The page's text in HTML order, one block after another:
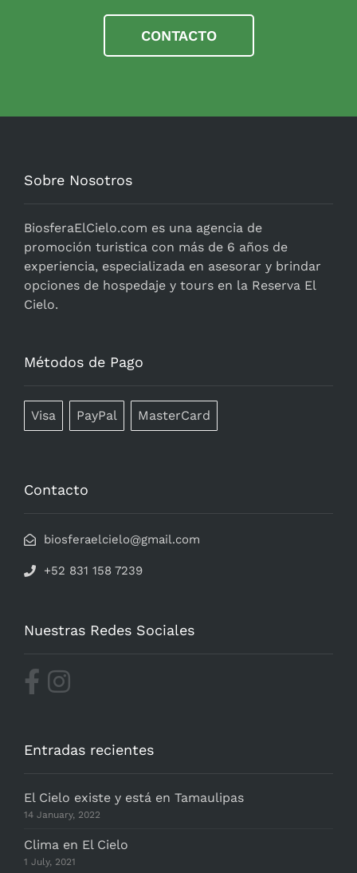
CONTACTO
Sobre Nosotros
BiosferaElCielo.com es una agencia de
promoción turistica con más de 6 años de
experiencia, especializada en asesorar y brindar
opciones de hospedaje y tours en la Reserva El
Cielo.
Métodos de Pago
Visa PayPal MasterCard
Contacto
biosferaelcielo@gmail.com
+52 831 158 7239
Nuestras Redes Sociales
Entradas recientes
El Cielo existe y está en Tamaulipas
14 January, 2022
Clima en El Cielo
1 July, 2021